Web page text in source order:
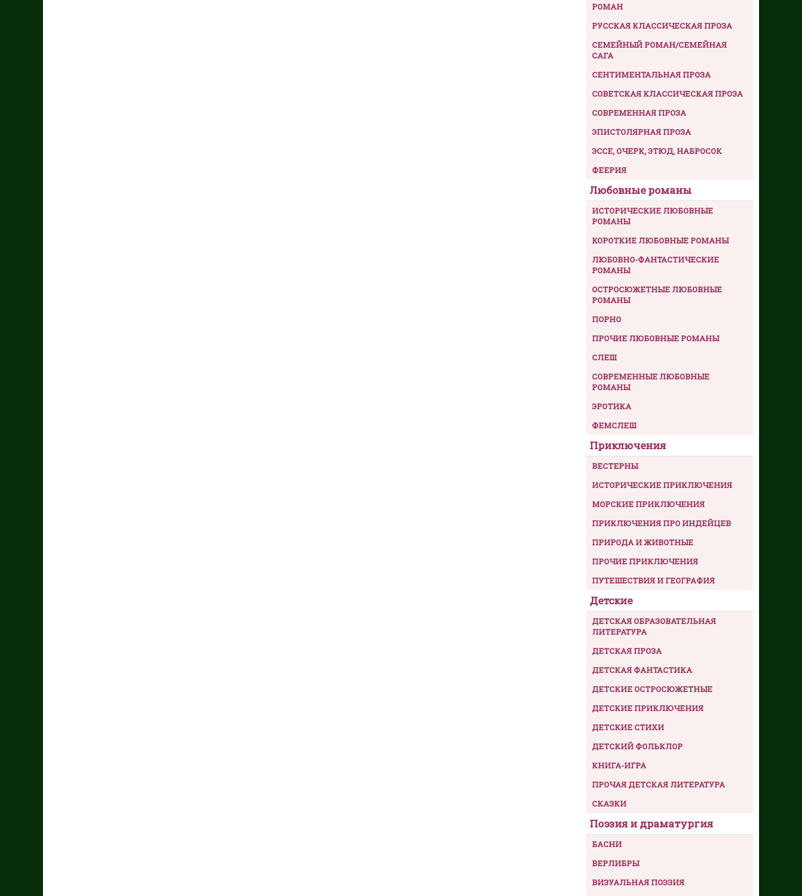
РОМАН
РУССКАЯ КЛАССИЧЕСКАЯ ПРОЗА
СЕМЕЙНЫЙ РОМАН/СЕМЕЙНАЯ
САГА
СЕНТИМЕНТАЛЬНАЯ ПРОЗА
СОВЕТСКАЯ КЛАССИЧЕСКАЯ ПРОЗА
СОВРЕМЕННАЯ ПРОЗА
ЭПИСТОЛЯРНАЯ ПРОЗА
ЭССЕ, ОЧЕРК, ЭТЮД, НАБРОСОК
ФЕЕРИЯ
Любовные романы
ИСТОРИЧЕСКИЕ ЛЮБОВНЫЕ
РОМАНЫ
КОРОТКИЕ ЛЮБОВНЫЕ РОМАНЫ
ЛЮБОВНО-ФАНТАСТИЧЕСКИЕ
РОМАНЫ
ОСТРОСЮЖЕТНЫЕ ЛЮБОВНЫЕ
РОМАНЫ
ПОРНО
ПРОЧИЕ ЛЮБОВНЫЕ РОМАНЫ
СЛЕШ
СОВРЕМЕННЫЕ ЛЮБОВНЫЕ
РОМАНЫ
ЭРОТИКА
ФЕМСЛЕШ
Приключения
ВЕСТЕРНЫ
ИСТОРИЧЕСКИЕ ПРИКЛЮЧЕНИЯ
МОРСКИЕ ПРИКЛЮЧЕНИЯ
ПРИКЛЮЧЕНИЯ ПРО ИНДЕЙЦЕВ
ПРИРОДА И ЖИВОТНЫЕ
ПРОЧИЕ ПРИКЛЮЧЕНИЯ
ПУТЕШЕСТВИЯ И ГЕОГРАФИЯ
Детские
ДЕТСКАЯ ОБРАЗОВАТЕЛЬНАЯ
ЛИТЕРАТУРА
ДЕТСКАЯ ПРОЗА
ДЕТСКАЯ ФАНТАСТИКА
ДЕТСКИЕ ОСТРОСЮЖЕТНЫЕ
ДЕТСКИЕ ПРИКЛЮЧЕНИЯ
ДЕТСКИЕ СТИХИ
ДЕТСКИЙ ФОЛЬКЛОР
КНИГА-ИГРА
ПРОЧАЯ ДЕТСКАЯ ЛИТЕРАТУРА
СКАЗКИ
Поэзия и драматургия
БАСНИ
ВЕРЛИБРЫ
ВИЗУАЛЬНАЯ ПОЭЗИЯ